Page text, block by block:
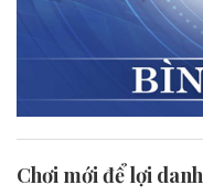
Chơi mới để lợi danh